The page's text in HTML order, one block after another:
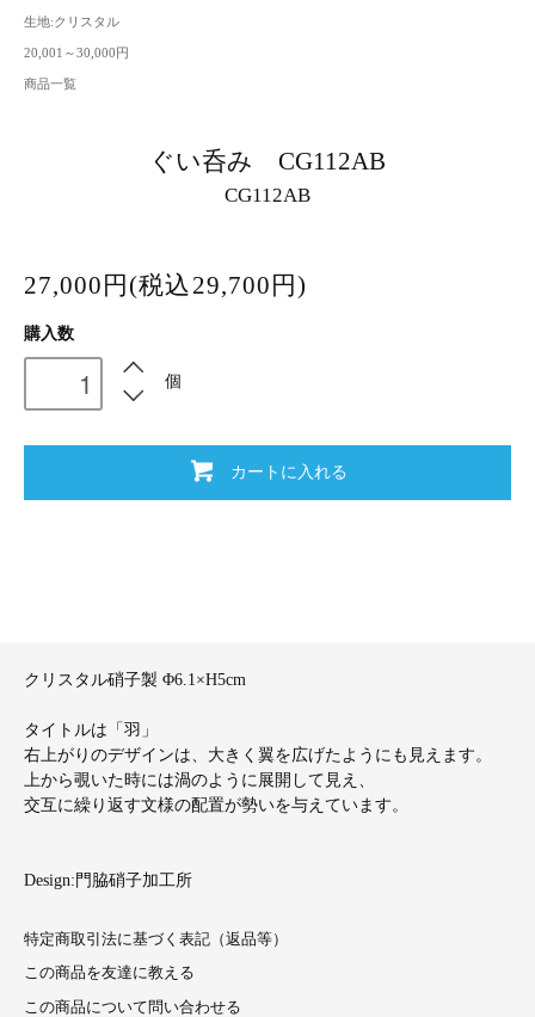
生地:クリスタル
20,001～30,000円
商品一覧
ぐい呑み CG112AB
CG112AB
27,000円(税込29,700円)
購入数
個
カートに入れる
クリスタル硝子製 Φ6.1×H5cm
タイトルは「羽」
右上がりのデザインは、大きく翼を広げたようにも見えます。
上から覗いた時には渦のように展開して見え、
交互に繰り返す文様の配置が勢いを与えています。
Design:門脇硝子加工所
特定商取引法に基づく表記（返品等）
この商品を友達に教える
この商品について問い合わせる